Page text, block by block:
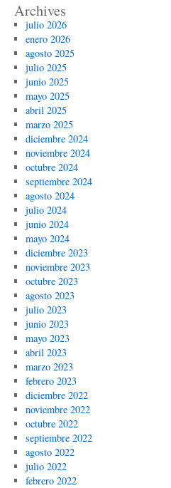
Archives
julio 2026
enero 2026
agosto 2025
julio 2025
junio 2025
mayo 2025
abril 2025
marzo 2025
diciembre 2024
noviembre 2024
octubre 2024
septiembre 2024
agosto 2024
julio 2024
junio 2024
mayo 2024
diciembre 2023
noviembre 2023
octubre 2023
agosto 2023
julio 2023
junio 2023
mayo 2023
abril 2023
marzo 2023
febrero 2023
diciembre 2022
noviembre 2022
octubre 2022
septiembre 2022
agosto 2022
julio 2022
febrero 2022